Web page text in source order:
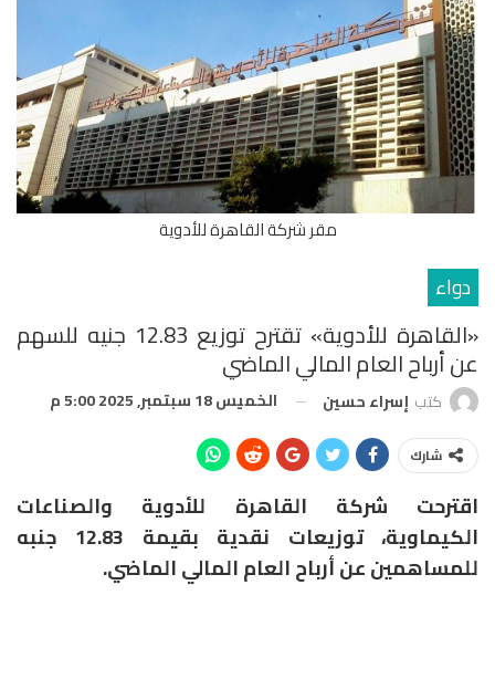
مقر شركة القاهرة للأدوية
دواء
«القاهرة للأدوية» تقترح توزيع 12.83 جنيه للسهم
عن أرباح العام المالي الماضي
كتب إسراء حسين الخميس 18 سبتمبر, 2025 5:00 م
شارك
اقترحت شركة القاهرة للأدوية والصناعات
الكيماوية، توزيعات نقدية بقيمة 12.83 جنبه
للمساهمين عن أرباح العام المالي الماضي.